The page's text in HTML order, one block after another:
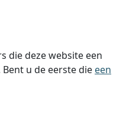
die deze website een
u de eerste die een